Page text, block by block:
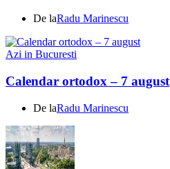
De laRadu Marinescu
Azi in Bucuresti
Calendar ortodox – 7 august
De laRadu Marinescu